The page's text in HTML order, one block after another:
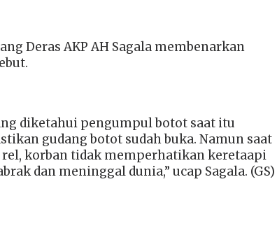
Deras AKP AH Sagala membenarkan
diketahui pengumpul botot saat itu
gudang botot sudah buka. Namun saat
rel, korban tidak memperhatikan keretaapi
dan meninggal dunia,” ucap Sagala. (GS)